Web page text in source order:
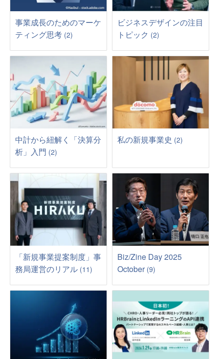
事業成長のためのマーケ
ティング思考 (2)
ビジネスデザインの注目
トピック (2)
中計から紐解く「決算分
析」入門 (2)
私の新規事業史 (2)
「新規事業提案制度」事
務局運営のリアル (11)
Biz/Zine Day 2025
October (9)